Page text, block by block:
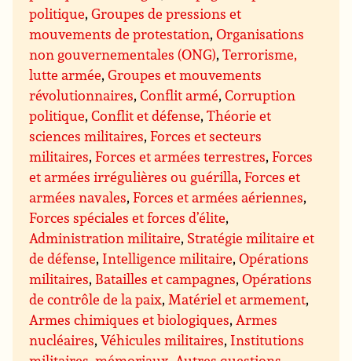
politique,Groupes de pressions et
mouvements de protestation,Organisations
non gouvernementales (ONG),Terrorisme,
lutte armée,Groupes et mouvements
révolutionnaires,Conflit armé,Corruption
politique,Conflit et défense,Théorie et
sciences militaires,Forces et secteurs
militaires,Forces et armées terrestres,Forces
et armées irrégulières ou guérilla,Forces et
armées navales,Forces et armées aériennes,
Forces spéciales et forces d’élite,
Administration militaire, Stratégie militaire et
de défense, Intelligence militaire,Opérations
militaires, Batailles et campagnes,Opérations
de contrôle de la paix,Matériel et armement,
Armes chimiques et biologiques,Armes
nucléaires,Véhicules militaires, Institutions